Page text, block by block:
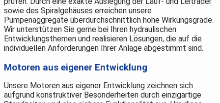
sowie des Spiralgehäuses erreichen unsere
Pumpenaggregate überdurchschnittlich hohe Wirkungsgrade.
Wir unterstützen Sie gerne bei Ihren hydraulischen
Entwicklungsthemen und realisieren Lösungen, die auf die
individuellen Anforderungen Ihrer Anlage abgestimmt sind.
Motoren aus eigener Entwicklung
Unsere Motoren aus eigener Entwicklung zeichnen sich
aufgrund konstruktiver Besonderheiten durch einzigartige